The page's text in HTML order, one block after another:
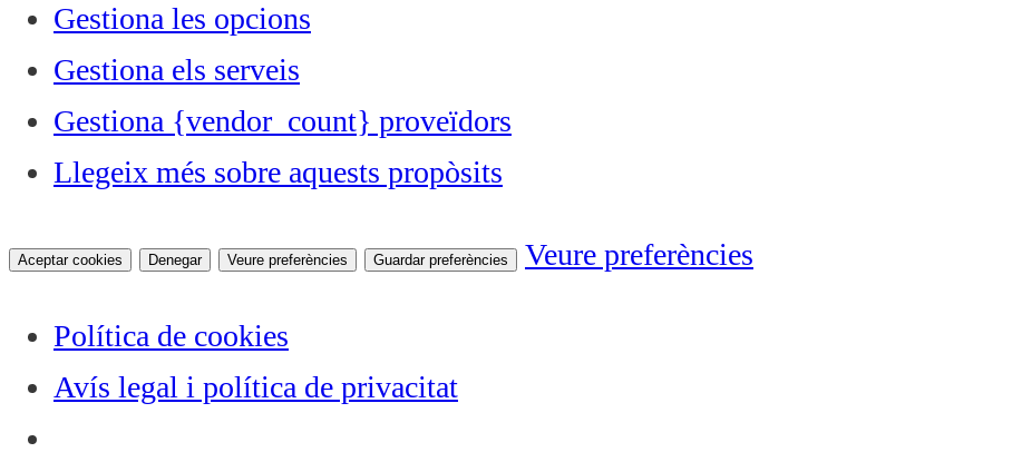
Gestiona les opcions
Gestiona els serveis
Gestiona {vendor_count} proveïdors
Llegeix més sobre aquests propòsits
Aceptar cookies Denegar Veure preferències Guardar preferències Veure preferències
Política de cookies
Avís legal i política de privacitat